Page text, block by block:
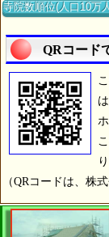
寺院数順位(人口10万
QRコード
（QRコードは、株